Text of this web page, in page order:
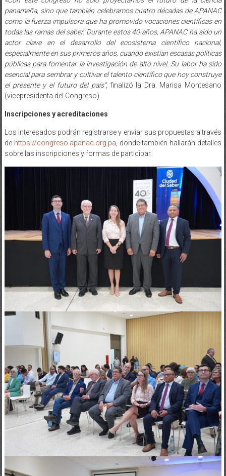
panameña, sino que también celebramos cuatro décadas de APANAC
como la fuerza impulsora que ha promovido vocaciones científicas en
todas las ramas del saber. Durante estos 40 años, APANAC ha sido un
actor clave en el desarrollo del ecosistema científico nacional,
especialmente en sus primeros años, cuando existían escasas políticas
públicas para fomentar la investigación de alto nivel. Su labor ha sido
esencial para sembrar y cultivar el talento científico que hoy construye
el presente y el futuro del país”, finalizó la Dra. Marisa Montesano
(vicepresidenta del Congreso).
Inscripciones y acreditaciones
Los interesados podrán registrarse y enviar sus propuestas a través
dehttps://congreso.apanac.org.pa , donde también hallarán detalles
sobre las inscripciones y formas de participar.